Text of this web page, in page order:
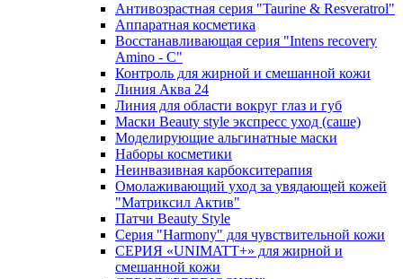
Антивозрастная серия "Taurine & Resveratrol"
Аппаратная косметика
Восстанавливающая серия "Intens recovery
Amino - C"
Контроль для жирной и смешанной кожи
Линия Аква 24
Линия для области вокруг глаз и губ
Маски Beauty style экспресс уход (саше)
Моделирующие альгинатные маски
Наборы косметики
Неинвазивная карбокситерапия
Омолаживающий уход за увядающей кожей
"Матриксил Актив"
Патчи Beauty Style
Серия "Harmony" для чувствительной кожи
СЕРИЯ «UNIMATT+» для жирной и
смешанной кожи